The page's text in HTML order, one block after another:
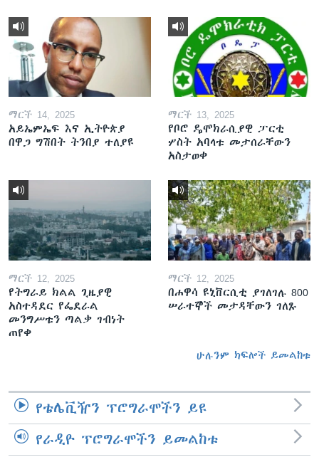
ማርች 14, 2025
አይኤምኤፍ እና ኢትዮጵያ
በዋጋ ግሽበት ትንበያ ተለያዩ
ማርች 13, 2025
የቦሮ ዴሞክራሲያዊ ፓርቲ
ሦስት አባላቱ መታሰራቸውን
አስታወቀ
ማርች 12, 2025
የትግራይ ክልል ጊዜያዊ
አስተዳደር የፌደራል
መንግሥቱን ጣልቃ ገብነት
ጠየቀ
ማርች 12, 2025
በሐዋሳ ዩኒቨርሲቲ ያገለገሉ 800
ሠራተኞች መታዳቸውን ገለጹ
ሁሉንም ክፍሎች ይመልከቱ
የቴሌቪዥን ፕሮግራሞችን ይዩ
የራዲዮ ፕሮግራሞችን ይመልከቱ